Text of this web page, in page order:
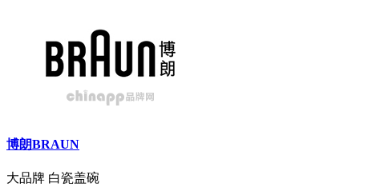
博朗BRAUN
大品牌 白瓷盖碗